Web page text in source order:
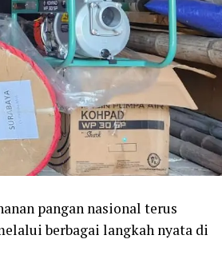
pangan nasional terus
berbagai langkah nyata di